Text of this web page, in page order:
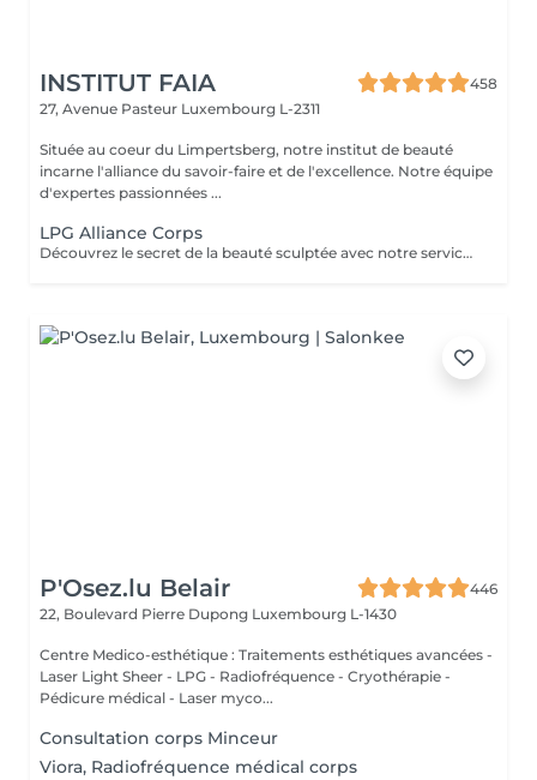
INSTITUT FAIA
458
27, Avenue Pasteur Luxembourg L-2311
Située au coeur du Limpertsberg, notre institut de beauté
incarne l'alliance du savoir-faire et de l'excellence. Notre équipe
d'expertes passionnées ...
LPG Alliance Corps
Découvrez le secret de la beauté sculptée avec notre service LPG Endermologie. Cette technologie de pointe est votre alliée pour une silhouette redessinée et une peau radieuse. Les soins Endermologie stimulent naturellement la production de collagène et d'élastine, réduisent l'aspect de la cellulite et raffermissent votre peau. Les résultats sont visibles dès les premières séances, vous laissant avec une confiance et une élégance accrues. Révélez votre beauté intérieure avec une silhouette plus harmonieuse. Optez pour le bien-être et la beauté, choisissez LPG Endermologie dès aujourd'hui.
P'Osez.lu Belair
446
22, Boulevard Pierre Dupong Luxembourg L-1430
Centre Medico-esthétique : Traitements esthétiques avancées -
Laser Light Sheer - LPG - Radiofréquence - Cryothérapie -
Pédicure médical - Laser myco...
Consultation corps Minceur
Viora, Radiofréquence médical corps